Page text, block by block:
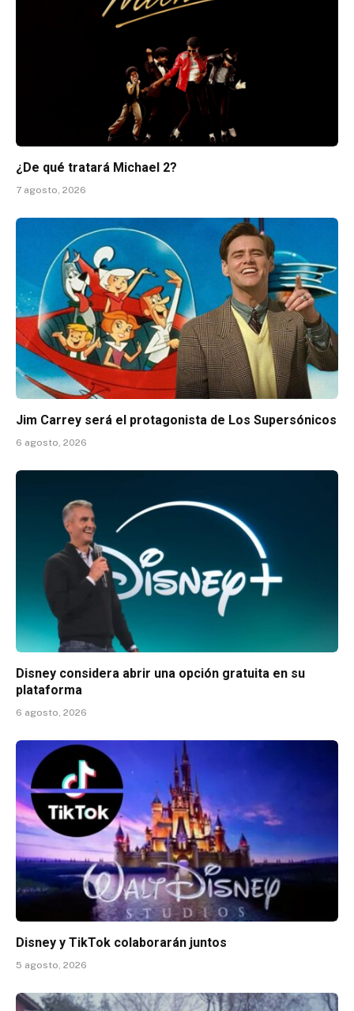
¿De qué tratará Michael 2?
7 agosto, 2026
Jim Carrey será el protagonista de Los Supersónicos
6 agosto, 2026
Disney considera abrir una opción gratuita en su
plataforma
6 agosto, 2026
Disney y TikTok colaborarán juntos
5 agosto, 2026